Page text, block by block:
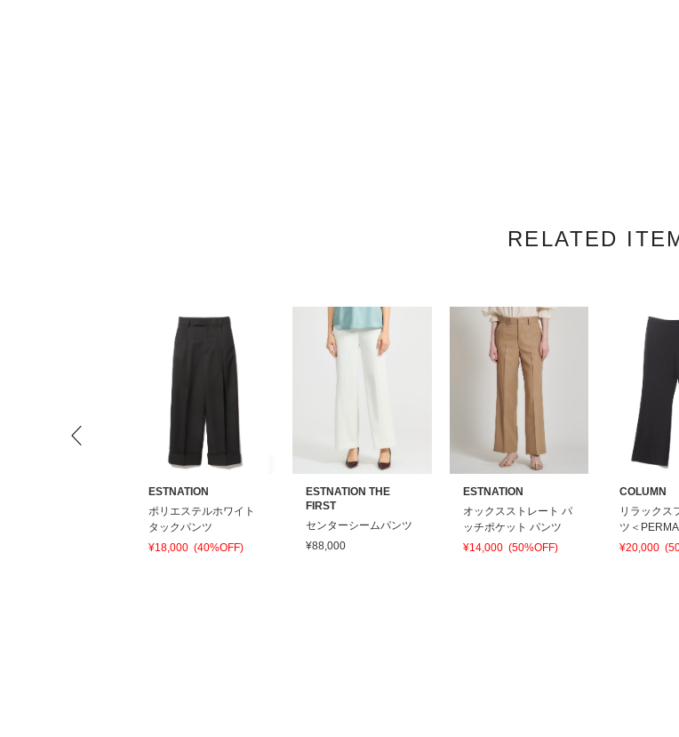
RELATED
ESTNATION
ポリエステルホワイト
タックパンツ
¥18,000 (40%OFF)
ESTNATION THE
FIRST
センターシームパンツ
¥88,000
ESTNATION
オックスストレート パ
ッチポケット パンツ
¥14,000 (50%OFF)
COLUMN
リラックス
ツ＜
¥20,000